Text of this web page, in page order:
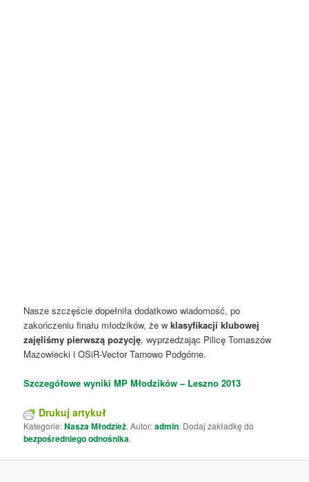
Nasze szczęście dopełniła dodatkowo wiadomość, po
zakończeniu finału młodzików, że wklasyfikacji klubowej
zajęliśmy pierwszą pozycję, wyprzedzając Pilicę Tomaszów
Mazowiecki i OSiR-Vector Tarnowo Podgórne.
Szczegółowe wyniki MP Młodzików – Leszno 2013
Drukuj artykuł
Kategorie:Nasza Młodzież. Autor:admin. Dodaj zakładkę do
bezpośredniego odnośnika.